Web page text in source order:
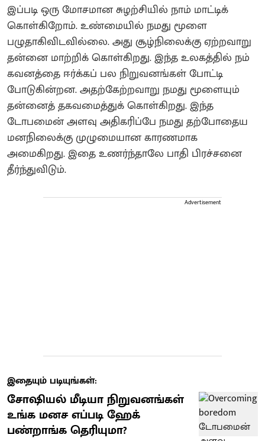
இப்படி ஒரு மோசமான சுழற்சியில் நாம் மாட்டிக்
கொள்கிறோம். உண்மையில் நமது மூளை
பழுதாகிவிடவில்லை. அது சூழ்நிலைக்கு ஏற்றவாறு
தன்னை மாற்றிக் கொள்கிறது. இந்த உலகத்தில் நம்
கவனத்தை ஈர்க்கப் பல நிறுவனங்கள் போட்டி
போடுகின்றன. அதற்கேற்றவாறு நமது மூளையும்
தன்னைத் தகவமைத்துக் கொள்கிறது. இந்த
டோபமைன் அளவு அதிகரிப்பே நமது தற்போதைய
மனநிலைக்கு முழுமையான காரணமாக
அமைகிறது. இதை உணர்ந்தாலே பாதி பிரச்சனை
தீர்ந்துவிடும்.
Advertisement
இதையும் படியுங்கள்:
சோஷியல் மீடியா நிறுவனங்கள்
உங்க மனச எப்படி ஹேக்
பண்றாங்க தெரியுமா?